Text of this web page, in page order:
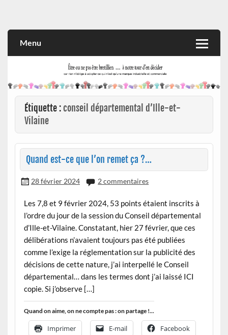
et commerciale
Menu
Étiquette :conseil départemental d’Ille-et-
Vilaine
Quand est-ce que l’on remet ça ?…
28 février 2024 2 commentaires
Les 7,8 et 9 février 2024, 53 points étaient inscrits à
l’ordre du jour de la session du Conseil départemental
d’Ille-et-Vilaine. Constatant, hier 27 février, que ces
délibérations n’avaient toujours pas été publiées
comme l’exige la réglementation sur la publicité des
décisions de cette nature, j’ai interpellé le Conseil
départemental… dans les termes dont j’ai laissé ICI
copie. Si j’observe […]
Quand on aime, on ne compte pas : on partage !...
Imprimer E-mail Facebook